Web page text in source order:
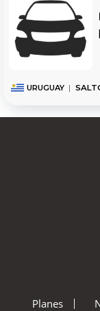
URUGUAY |
Planes